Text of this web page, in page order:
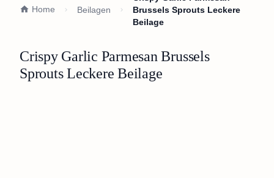
Home Beilagen
Brussels Sprouts Leckere
Beilage
Crispy Garlic Parmesan Brussels
Sprouts Leckere Beilage